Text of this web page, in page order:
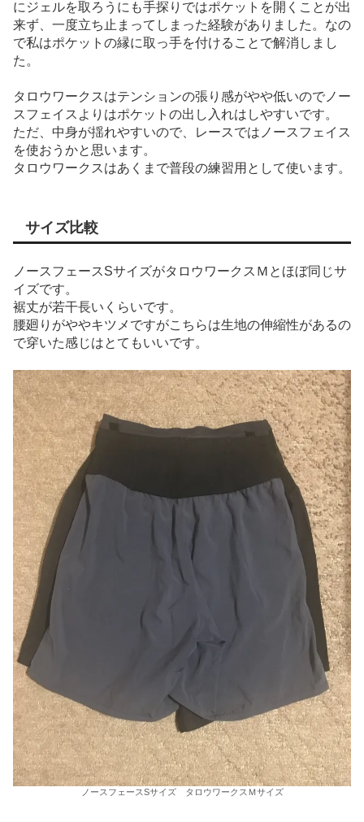
にジェルを取ろうにも手探りではポケットを開くことが出
来ず、一度立ち止まってしまった経験がありました。なの
で私はポケットの縁に取っ手を付けることで解消しまし
た。
タロウワークスはテンションの張り感がやや低いのでノー
スフェイスよりはポケットの出し入れはしやすいです。
ただ、中身が揺れやすいので、レースではノースフェイス
を使おうかと思います。
タロウワークスはあくまで普段の練習用として使います。
サイズ比較
ノースフェースSサイズがタロウワークスＭとほぼ同じサ
イズです。
裾丈が若干長いくらいです。
腰廻りがややキツメですがこちらは生地の伸縮性があるの
で穿いた感じはとてもいいです。
ノースフェースSサイズ タロウワークスＭサイズ